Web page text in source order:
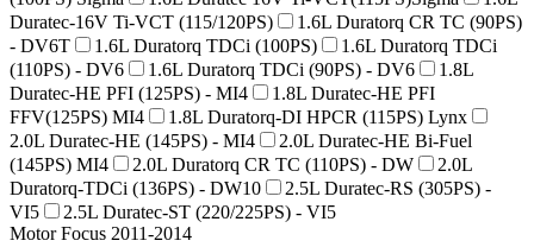
Duratec-16V Ti-VCT (115/120PS)
1.6L Duratorq CR TC (90PS)
- DV6T
1.6L Duratorq TDCi (100PS)
1.6L Duratorq TDCi
(110PS) - DV6
1.6L Duratorq TDCi (90PS) - DV6
1.8L
Duratec-HE PFI (125PS) - MI4
1.8L Duratec-HE PFI
FFV(125PS) MI4
1.8L Duratorq-DI HPCR (115PS) Lynx
2.0L Duratec-HE (145PS) - MI4
2.0L Duratec-HE Bi-Fuel
(145PS) MI4
2.0L Duratorq CR TC (110PS) - DW
2.0L
Duratorq-TDCi (136PS) - DW10
2.5L Duratec-RS (305PS) -
VI5
2.5L Duratec-ST (220/225PS) - VI5
Motor Focus 2011-2014